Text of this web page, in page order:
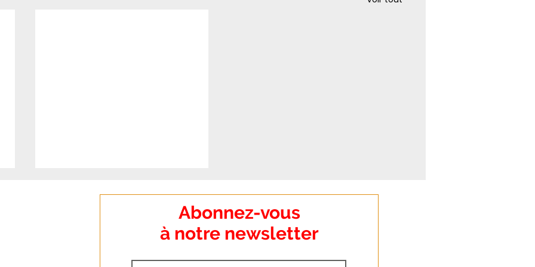
Abonnez-vous
à notre newsletter